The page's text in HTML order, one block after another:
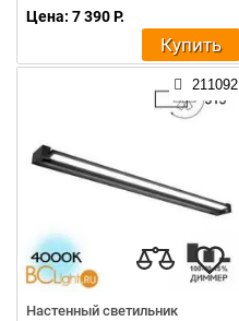
Цена: 7 390 Р.
Купить
211092
Настенный светильник